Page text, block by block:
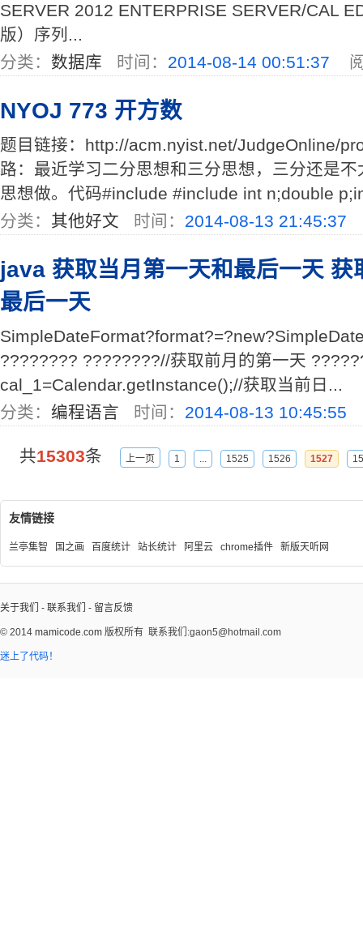
SERVER 2012 ENTERPRISE SERVER/CAL
版）序列...
分类： 数据库 时间： 2014-08-14 00:51:37 阅
NYOJ 773 开方数
题目链接：http://acm.nyist.net/JudgeOnline/
路：最近学习二分思想和三分思想，三分还是
思想做。代码#include #include int n;double
分类： 其他好文 时间： 2014-08-13 21:45:37
java 获取当月第一天和最后一天 获
最后一天
???????? ????????//获取前月的第一天
cal_1=Calendar.getInstance();//获取当前日...
分类： 编程语言 时间： 2014-08-13 10:45:55
共15303条 上一页 1 ... 1525 1526 1527
友情链接
兰亭集智 国之画 百度统计 站长统计 阿里云 chrome插件 新版天听网
关于我们 - 联系我们 - 留言反馈
© 2014 mamicode.com 版权所有 联系我们:gaon5@hotmail.com
迷上了代码！